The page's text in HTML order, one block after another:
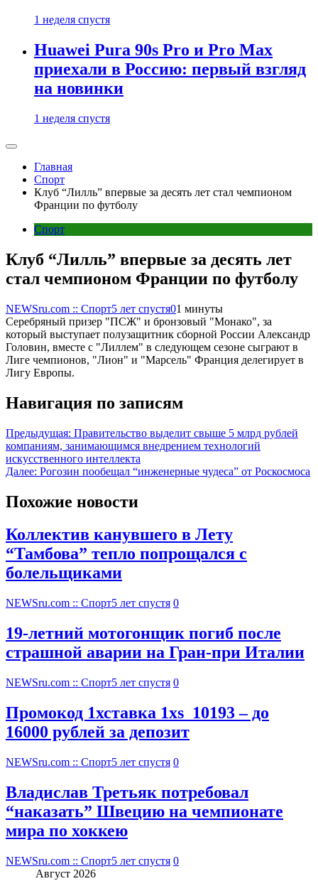
1 неделя спустя
Huawei Pura 90s Pro и Pro Max
приехали в Россию: первый взгляд
на новинки
1 неделя спустя
Главная
Спорт
Клуб “Лилль” впервые за десять лет стал чемпионом
Франции по футболу
Спорт
Клуб “Лилль” впервые за десять лет
стал чемпионом Франции по футболу
NEWSru.com :: Спорт5 лет спустя01 минуты
Серебряный призер "ПСЖ" и бронзовый "Монако", за
который выступает полузащитник сборной России Александр
Головин, вместе с "Лиллем" в следующем сезоне сыграют в
Лиге чемпионов, "Лион" и "Марсель" Франция делегирует в
Лигу Европы.
Навигация по записям
Предыдущая: Правительство выделит свыше 5 млрд рублей
компаниям, занимающимся внедрением технологий
искусственного интеллекта
Далее: Рогозин пообещал “инженерные чудеса” от Роскосмоса
Похожие новости
Коллектив канувшего в Лету
“Тамбова” тепло попрощался с
болельщиками
NEWSru.com :: Спорт5 лет спустя 0
19-летний мотогонщик погиб после
страшной аварии на Гран-при Италии
NEWSru.com :: Спорт5 лет спустя 0
Промокод 1хставка 1xs_10193 – до
16000 рублей за депозит
NEWSru.com :: Спорт5 лет спустя 0
Владислав Третьяк потребовал
“наказать” Швецию на чемпионате
мира по хоккею
NEWSru.com :: Спорт5 лет спустя 0
Август 2026